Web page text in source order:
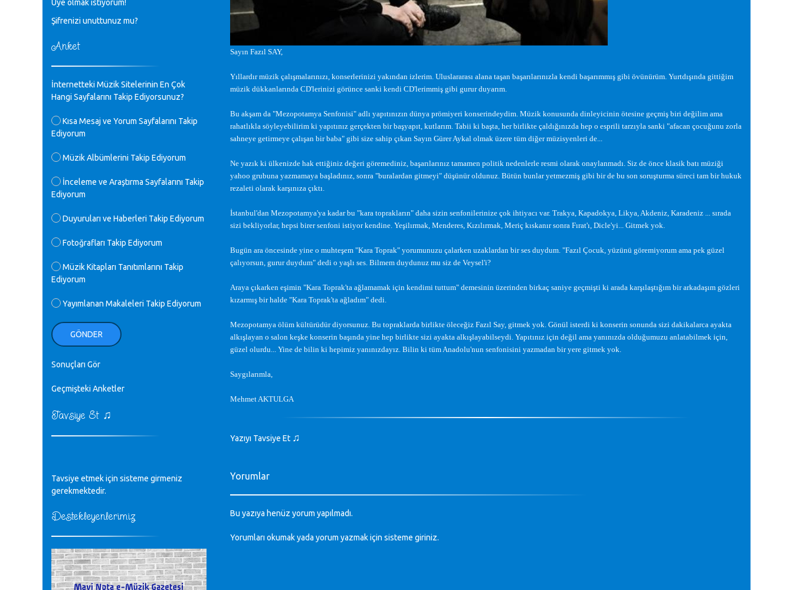
♪
Müzik Bölümlerinin Eğitim
Gülşah Sargın Kaptaş - 28.10.2023
♪
Mavi Nota - 07.02.2023
♪
30 yıl sonra karşılaşmak çok güzel
Kurtuluş, teveccüh etmişsin çok
verirsen sevinirim, selamlar, sevgiler.
♪
yıllarımda özel radyo yayıncılığı
ödülüne layık görülmüştüm evde yıllar
arayayım dediğimde ikinci büyük şoku
yaşadım 1994 de verdiği ödülü değerli
hocam arşivinde fotoğraf larımız ile
emek emeği geçen herkese en derin
ellerinden benim için öpün.
Kurtuluş Çelebi - 07.01.2023
♪
Mavi Nota - 24.11.2022
♪
Biliyorum Cüneyt bey, yazımda da
♪
sayın müfit bey bilgilerinizi kontrol
edi 6440 sayılı cso kurulrş kanununda
Üye olmak istiyorum!
Şifrenizi unuttunuz mu?
Anket
İnternetteki Müzik Sitelerinin En Çok
Hangi Sayfalarını Takip Ediyorsunuz?
Kısa Mesaj ve Yorum Sayfalarını Takip
Ediyorum
Müzik Albümlerini Takip Ediyorum
İnceleme ve Araştırma Sayfalarını Takip
Ediyorum
Duyuruları ve Haberleri Takip Ediyorum
Fotoğrafları Takip Ediyorum
Müzik Kitapları Tanıtımlarını Takip
Ediyorum
Yayımlanan Makaleleri Takip Ediyorum
GÖNDER
Sonuçları Gör
Geçmişteki Anketler
Tavsiye Et ♫
Tavsiye etmek için sisteme girmeniz
gerekmektedir.
Destekleyenlerimiz
Sayın Fazıl SAY,
Yıllardır müzik çalışmalarınızı, konserlerinizi yakından izlerim. Uluslararası alana taşan başarılarınızla kendi başarımmışgibi övünürüm. Yurtdışında gittiğim
müzik dükkanlarında CD'lerinizi görünce sanki kendi CD'lerimmişgibi gurur duyarım.
Bu akşam da "Mezopotamya Senfonisi" adlı yapıtınızın dünya prömiyeri konserindeydim. Müzik konusunda dinleyicinin ötesine geçmişbiri değilim ama
rahatlıkla söyleyebilirim ki yapıtınız gerçekten bir başyapıt, kutlarım. Tabii ki başta, her birlikte çaldığınızda hep o esprili tarzıyla sanki "afacan çocuğunu zorla
sahneye getirmeye çalışan bir baba" gibi size sahip çıkan Sayın Gürer Aykal olmak üzere tüm diğer müzisyenleri de...
Ne yazık ki ülkenizde hak ettiğiniz değeri göremediniz, başarılarınız tamamen politik nedenlerle resmi olarak onaylanmadı. Siz de önce klasik batı müziği
yahoo grubuna yazmamaya başladınız, sonra "buralardan gitmeyi" düşünür oldunuz. Bütün bunlar yetmezmişgibi bir de bu son soruşturma süreci tam bir hukuk
rezaleti olarak karşınıza çıktı.
İstanbul'dan Mezopotamya'ya kadar bu "kara toprakların" daha sizin senfonilerinize çok ihtiyacı var. Trakya, Kapadokya, Likya, Akdeniz, Karadeniz ... sırada
sizi bekliyorlar, hepsi birer senfoni istiyor kendine. Yeşilırmak, Menderes, Kızılırmak, Meriç kıskanır sonra Fırat'ı, Dicle'yi... Gitmek yok.
Bugün ara öncesinde yine o muhteşem "Kara Toprak" yorumunuzu çalarken uzaklardan bir ses duydum. "Fazıl Çocuk, yüzünü göremiyorum ama pek güzel
çalıyorsun, gurur duydum" dedi o yaşlı ses. Bilmem duydunuz mu siz de Veysel'i?
Araya çıkarken eşimin "Kara Toprak'ta ağlamamak için kendimi tuttum" demesinin üzerinden birkaç saniye geçmişti ki arada karşılaştığım bir arkadaşım gözleri
kızarmışbir halde "Kara Toprak'ta ağladım" dedi.
Mezopotamya ölüm kültürüdür diyorsunuz. Bu topraklarda birlikte öleceğiz Fazıl Say, gitmek yok. Gönül isterdi ki konserin sonunda sizi dakikalarca ayakta
alkışlayan o salon keşke konserin başında yine hep birlikte sizi ayakta alkışlayabilseydi. Yapıtınız için değil ama yanınızda olduğumuzu anlatabilmek için,
güzel olurdu... Yine de bilin ki hepimiz yanınızdayız. Bilin ki tüm Anadolu'nun senfonisini yazmadan bir yere gitmek yok.
Saygılarımla,
Mehmet AKTULGA
Yazıyı Tavsiye Et ♫
Yorumlar
Bu yazıya henüz yorum yapılmadı.
Yorumları okumak yada yorum yazmak için sisteme giriniz.